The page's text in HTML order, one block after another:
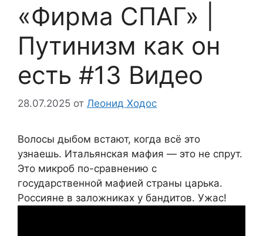
«Фирма СПАГ» |
Путинизм как он
есть #13 Видео
28.07.2025 от Леонид Ходос
Волосы дыбом встают, когда всё это
узнаешь. Итальянская мафия — это не спрут.
Это микроб по-сравнению с
государственной мафией страны царька.
Россияне в заложниках у бандитов. Ужас!